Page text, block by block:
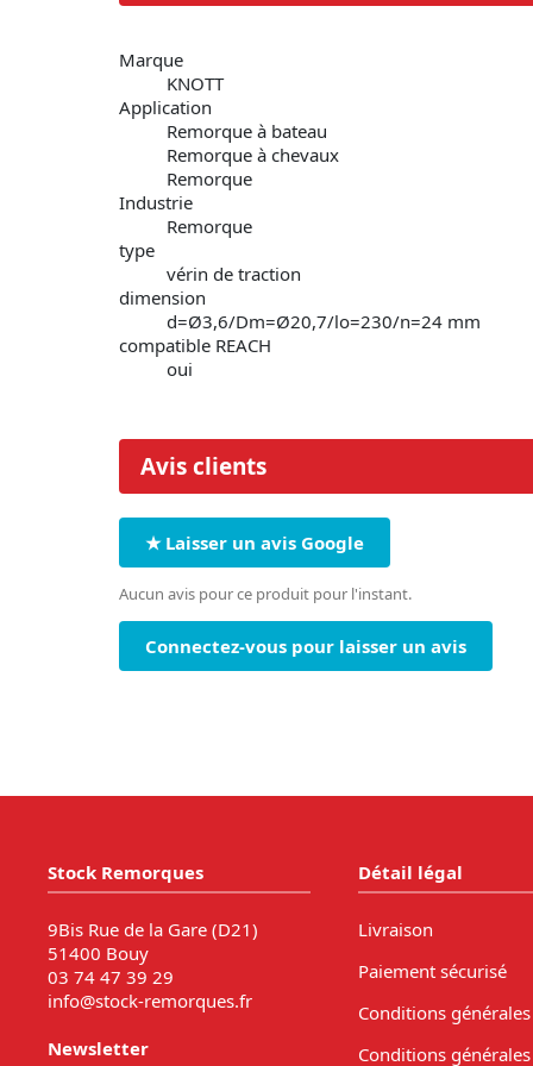
Marque
KNOTT
Application
Remorque à bateau
Remorque à chevaux
Remorque
Industrie
Remorque
type
vérin de traction
dimension
d=Ø3,6/Dm=Ø20,7/lo=230/n=24 mm
compatible REACH
oui
Avis clients
★ Laisser un avis Google
Aucun avis pour ce produit pour l'instant.
Connectez-vous pour laisser un avis
Stock Remorques
9Bis Rue de la Gare (D21)
51400 Bouy
03 74 47 39 29
info@stock-remorques.fr
Newsletter
Détail légal
Livraison
Paiement sécurisé
Conditions
Conditions